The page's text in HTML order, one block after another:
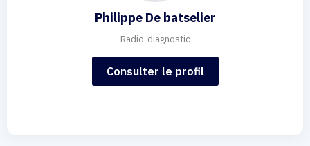
Philippe De batselier
Radio-diagnostic
Consulter le profil